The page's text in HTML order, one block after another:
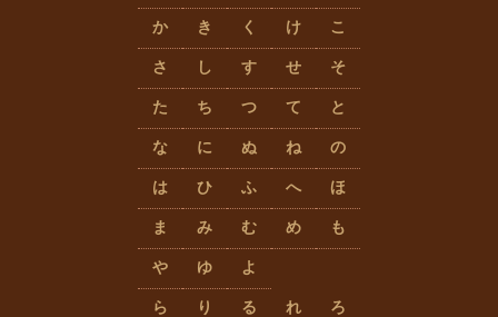
か き く け こ
さ し す せ そ
た ち つ て と
な に ぬ ね の
は ひ ふ へ ほ
ま み む め も
や ゆ よ
ら り る れ ろ